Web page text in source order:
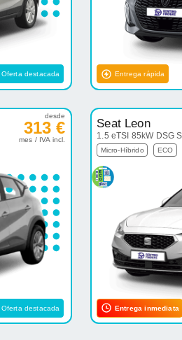
Oferta destacada Entrega rápida
desde
313 €
mes / IVA incl.
Oferta destacada
Seat Leon
1.5 eTSI 85kW DSG
Micro-Híbrido ECO
Entrega inmediata